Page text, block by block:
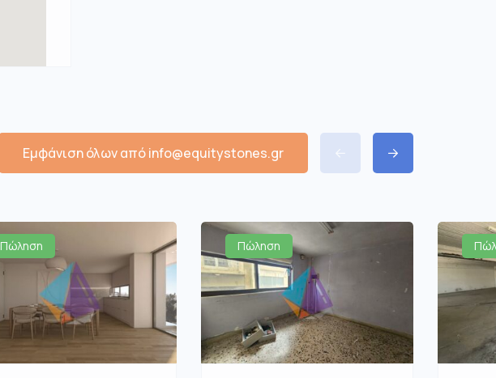
Εμφάνιση όλων από info@equitystones.gr
Πώληση Πώληση